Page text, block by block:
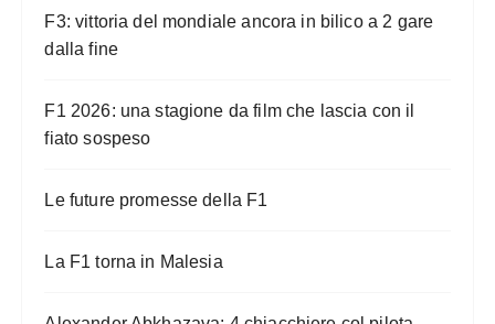
F3: vittoria del mondiale ancora in bilico a 2 gare
dalla fine
F1 2026: una stagione da film che lascia con il
fiato sospeso
Le future promesse della F1
La F1 torna in Malesia